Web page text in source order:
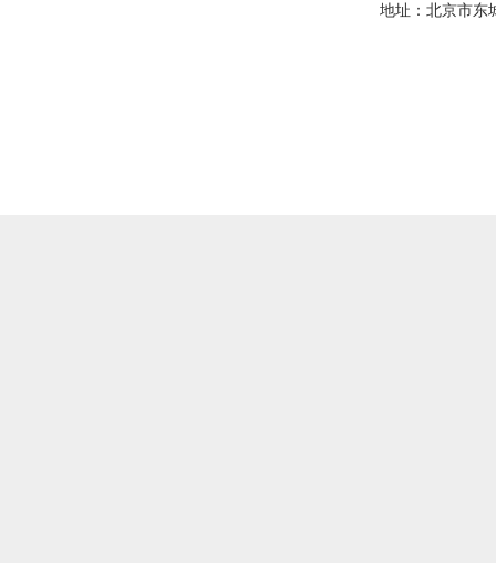
地址：北京市东